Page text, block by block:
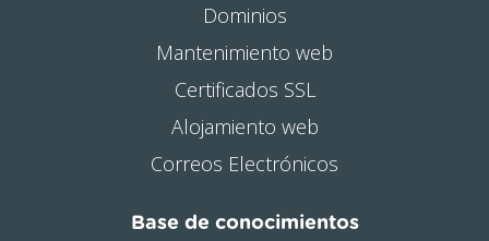
Dominios
Mantenimiento web
Certificados SSL
Alojamiento web
Correos Electrónicos
Base de conocimientos